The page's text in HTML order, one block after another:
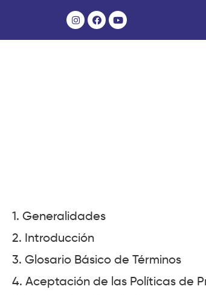
1. Generalidades
2. Introducción
3. Glosario Básico de Términos
4. Aceptación de las Políticas de